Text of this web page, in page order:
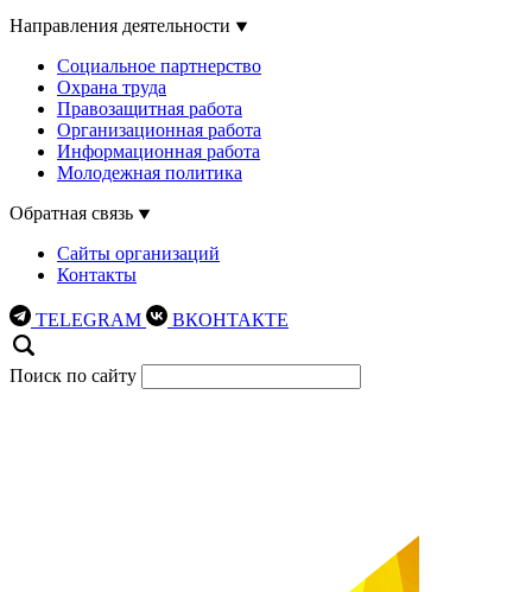
Направления деятельности
Социальное партнерство
Охрана труда
Правозащитная работа
Организационная работа
Информационная работа
Молодежная политика
Обратная связь
Сайты организаций
Контакты
TELEGRAM ВКОНТАКТЕ
Поиск по сайту